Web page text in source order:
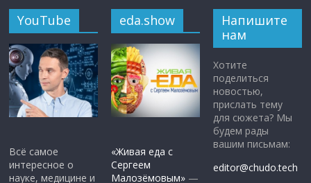
YouTube
Всё самое
интересное о
науке, медицине и
eda.show
«Живая еда с
Сергеем
Малозёмовым» —
Напишите
нам
Хотите
поделиться
новостью,
прислать тему
для сюжета? Мы
будем рады
вашим письмам:
editor@chudo.tech